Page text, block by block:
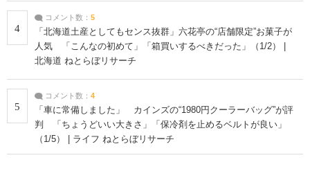
4
コメント数： 5
「北海道土産としてもセンス抜群」六花亭の“店舗限定”お菓子が
人気 「こんなの初めて」「箱買いするべきだった」（1/2） |
北海道 ねとらぼリサーチ
5
コメント数： 4
「車に常備しました」 カインズの“1980円クーラーバッグ”が評
判 「ちょうどいい大きさ」「保冷剤を止めるベルトが良い」
（1/5） | ライフ ねとらぼリサーチ